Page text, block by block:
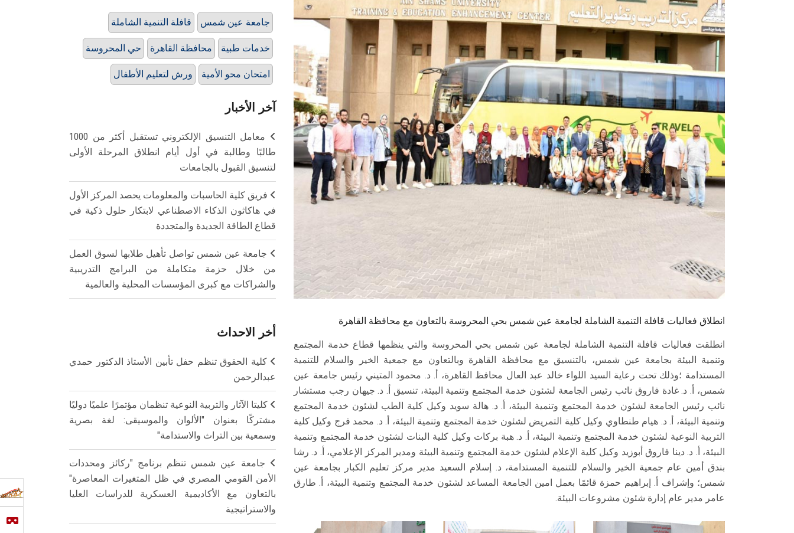
انطلاق فعاليات قافلة التنمية الشاملة لجامعة عين شمس بحي المحروسة بالتعاون مع محافظة القاهرة
انطلقت فعاليات قافلة التنمية الشاملة لجامعة عين شمس بحي المحروسة والتي ينظمها قطاع خدمة المجتمع
وتنمية البيئة بجامعة عين شمس، بالتنسيق مع محافظة القاهرة وبالتعاون مع جمعية الخير والسلام للتنمية
المستدامة ؛وذلك تحت رعاية السيد اللواء خالد عبد العال محافظ القاهرة، أ. د. محمود المتيني رئيس جامعة عين
شمس، أ. د. غادة فاروق نائب رئيس الجامعة لشئون خدمة المجتمع وتنمية البيئة، تنسيق أ. د. جيهان رجب مستشار
نائب رئيس الجامعة لشئون خدمة المجتمع وتنمية البيئة، أ. د. هالة سويد وكيل كلية الطب لشئون خدمة المجتمع
وتنمية البيئة، أ. د. هيام طنطاوي وكيل كلية التمريض لشئون خدمة المجتمع وتنمية البيئة، أ. د. محمد فرج وكيل كلية
التربية النوعية لشئون خدمة المجتمع وتنمية البيئة، أ. د. هبة بركات وكيل كلية البنات لشئون خدمة المجتمع وتنمية
البيئة، أ. د. دينا فاروق أبوزيد وكيل كلية الإعلام لشئون خدمة المجتمع وتنمية البيئة ومدير المركز الإعلامي، أ. د. رشا
بندق أمين عام جمعية الخير والسلام للتنمية المستدامة، د. إسلام السعيد مدير مركز تعليم الكبار بجامعة عين
شمس؛ وإشراف أ. إبراهيم حمزة قائمًا بعمل امين الجامعة المساعد لشئون خدمة المجتمع وتنمية البيئة، أ. طارق
عامر مدير عام إدارة شئون مشروعات البيئة.
قافلة التنمية الشاملة جامعة عين شمس
حي المحروسة محافظة القاهرة خدمات طبية
ورش لتعليم الأطفال امتحان محو الأمية
آخر الأخبار
معامل التنسيق الإلكتروني تستقبل أكثر من 1000
طالبًا وطالبة في أول أيام انطلاق المرحلة الأولى
لتنسيق القبول بالجامعات
فريق كلية الحاسبات والمعلومات يحصد المركز الأول
في هاكاثون الذكاء الاصطناعي لابتكار حلول ذكية في
قطاع الطاقة الجديدة والمتجددة
جامعة عين شمس تواصل تأهيل طلابها لسوق العمل
من خلال حزمة متكاملة من البرامج التدريبية
والشراكات مع كبرى المؤسسات المحلية والعالمية
أخر الاحداث
كلية الحقوق تنظم حفل تأبين الأستاذ الدكتور حمدي
عبدالرحمن
كليتا الآثار والتربية النوعية تنظمان مؤتمرًا علميًا دوليًا
مشتركًا بعنوان "الألوان والموسيقى: لغة بصرية
وسمعية بين التراث والاستدامة"
جامعة عين شمس تنظم برنامج "ركائز ومحددات
الأمن القومي المصري في ظل المتغيرات المعاصرة"
بالتعاون مع الأكاديمية العسكرية للدراسات العليا
والاستراتيجية